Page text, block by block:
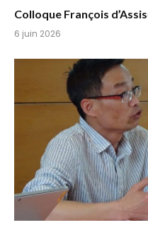
Colloque François
6 juin 2026